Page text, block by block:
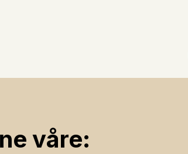
våre: